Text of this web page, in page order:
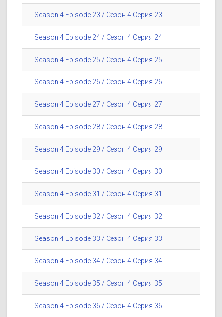
Season 4 Episode 23 / Сезон 4 Серия 23
Season 4 Episode 24 / Сезон 4 Серия 24
Season 4 Episode 25 / Сезон 4 Серия 25
Season 4 Episode 26 / Сезон 4 Серия 26
Season 4 Episode 27 / Сезон 4 Серия 27
Season 4 Episode 28 / Сезон 4 Серия 28
Season 4 Episode 29 / Сезон 4 Серия 29
Season 4 Episode 30 / Сезон 4 Серия 30
Season 4 Episode 31 / Сезон 4 Серия 31
Season 4 Episode 32 / Сезон 4 Серия 32
Season 4 Episode 33 / Сезон 4 Серия 33
Season 4 Episode 34 / Сезон 4 Серия 34
Season 4 Episode 35 / Сезон 4 Серия 35
Season 4 Episode 36 / Сезон 4 Серия 36